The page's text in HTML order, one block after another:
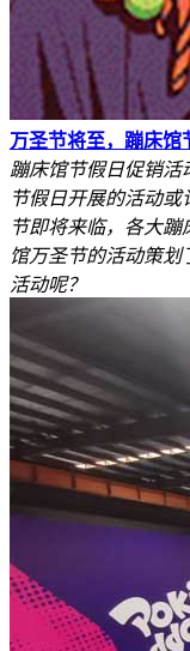
万圣节将至，蹦床馆
蹦床馆节假日促销活
节假日开展的活动
节即将来临，各大
馆万圣节的活动策
活动呢？